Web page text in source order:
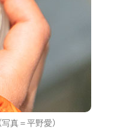
真＝平野愛）